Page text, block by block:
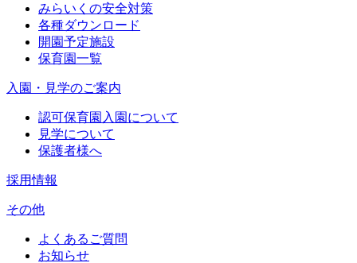
みらいくの安全対策
各種ダウンロード
開園予定施設
保育園一覧
入園・見学のご案内
認可保育園入園について
見学について
保護者様へ
採用情報
その他
よくあるご質問
お知らせ